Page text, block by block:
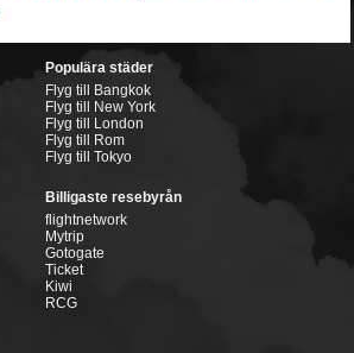
Populära städer
Flyg till Bangkok
Flyg till New York
Flyg till London
Flyg till Rom
Flyg till Tokyo
Billigaste resebyrån
flightnetwork
Mytrip
Gotogate
Ticket
Kiwi
RCG